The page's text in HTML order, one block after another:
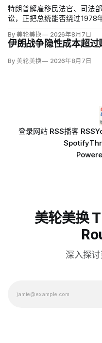
特朗普解雇移民法官、司法
讼，正把总统能否绕过1978
天将全院审理两名前移民法
和布兰登·贾罗赫（Brandon
By 美轮美换 2026年8月7日
伊朗战争隐性成本超过
By 美轮美换 2026年8月7日
登录网站 RSS播客 RSS
Spotify
美轮美换
深入探